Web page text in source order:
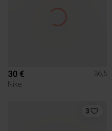
30 €
36,5
Nike
3